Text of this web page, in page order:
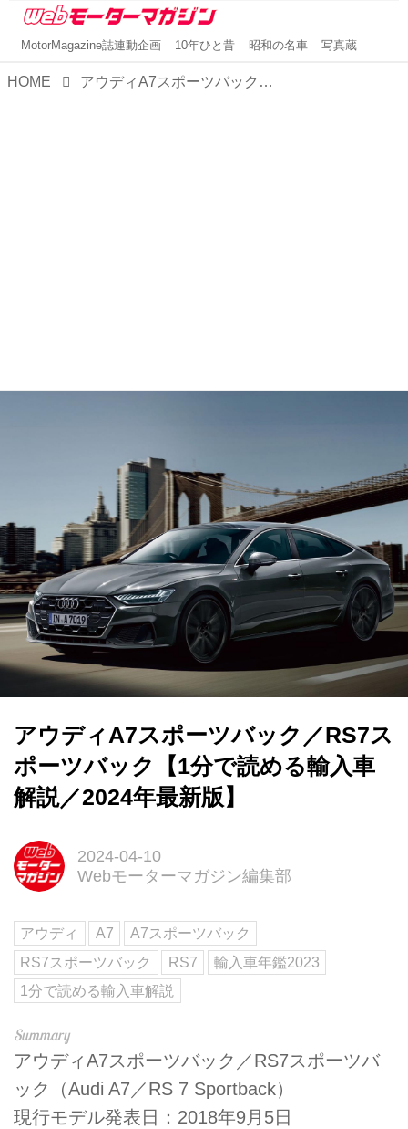
MotorMagazine誌連動企画 10年ひと昔 昭和の名車 写真蔵
HOME アウディA7スポーツバック／RS7スポーツバック【1分で読める輸入車解説／2024年最新版】
アウディA7スポーツバック／RS7ス
ポーツバック【1分で読める輸入車
解説／2024年最新版】
2024-04-10
Webモーターマガジン編集部
アウディ A7
A7スポーツバック
RS7スポーツバック
RS7
輸入車年鑑2023
1分で読める輸入車解説
アウディA7スポーツバック／RS7スポーツバ
ック（Audi A7／RS 7 Sportback）
現行モデル発表日：2018年9月5日